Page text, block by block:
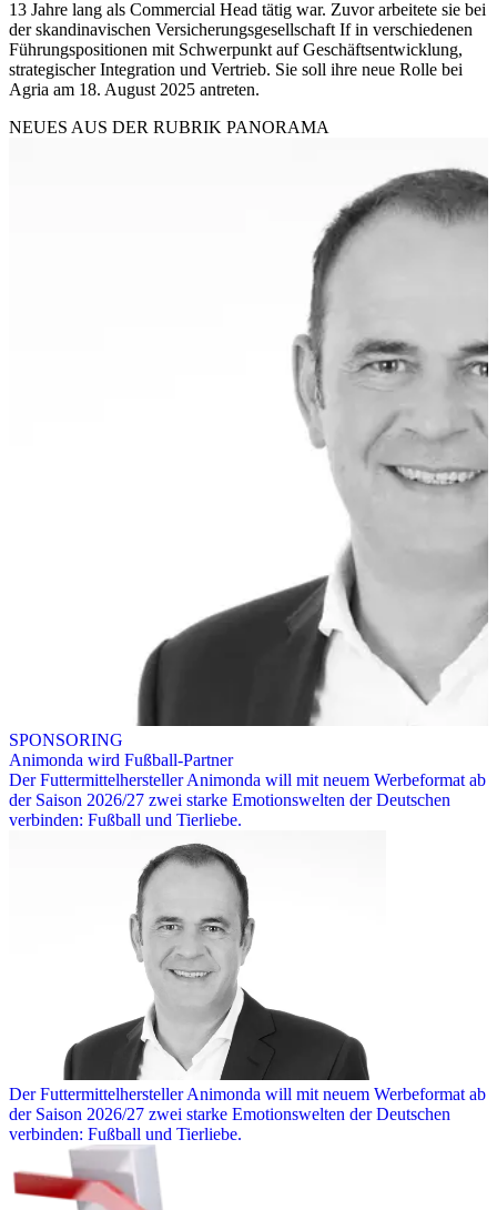
13 Jahre lang als Commercial Head tätig war. Zuvor arbeitete sie bei
der skandinavischen Versicherungsgesellschaft If in verschiedenen
Führungspositionen mit Schwerpunkt auf Geschäftsentwicklung,
strategischer Integration und Vertrieb. Sie soll ihre neue Rolle bei
Agria am 18. August 2025 antreten.
NEUES AUS DER RUBRIK PANORAMA
SPONSORING
Animonda wird Fußball-Partner
Der Futtermittelhersteller Animonda will mit neuem Werbeformat ab
der Saison 2026/27 zwei starke Emotionswelten der Deutschen
verbinden: Fußball und Tierliebe.
Der Futtermittelhersteller Animonda will mit neuem Werbeformat ab
der Saison 2026/27 zwei starke Emotionswelten der Deutschen
verbinden: Fußball und Tierliebe.